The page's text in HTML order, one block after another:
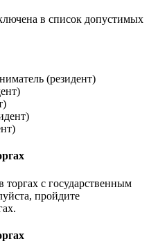
в список допустимых
(резидент)
торгах с государственным
пройдите